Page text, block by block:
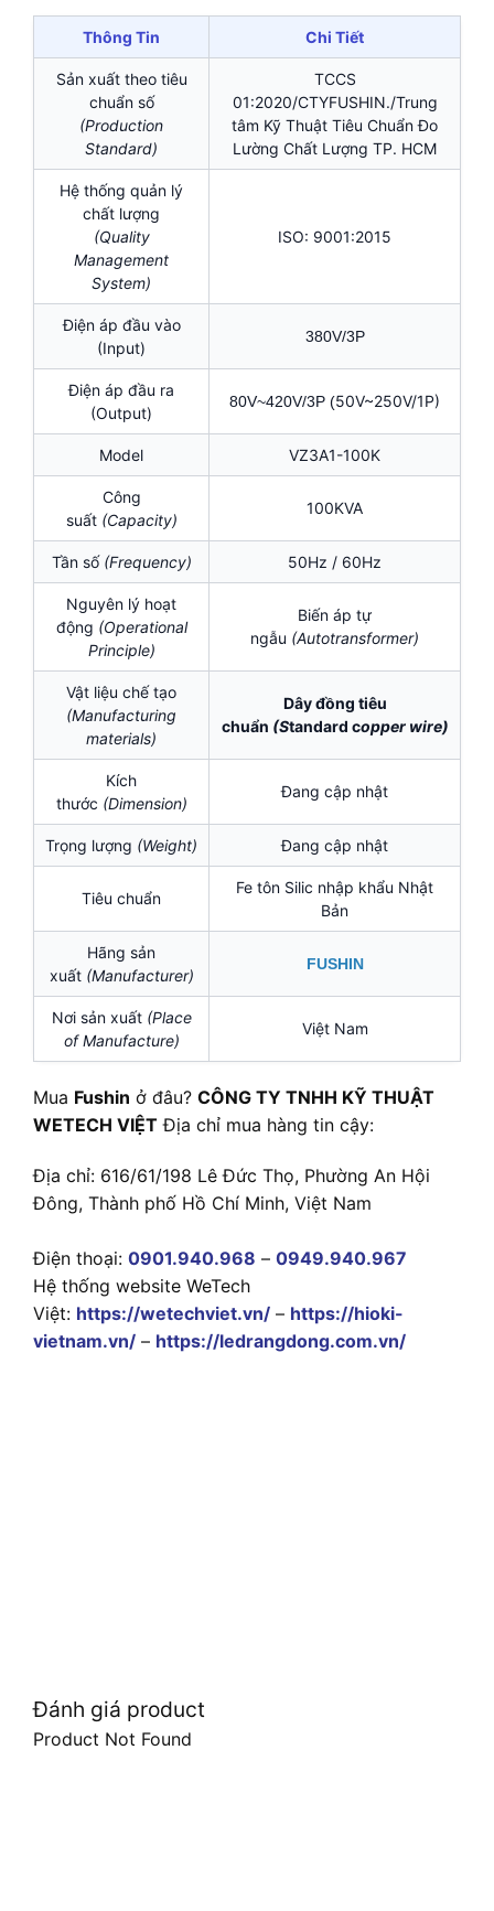
Thông Tin Chi Tiết
Sản xuất theo tiêu
chuẩn số
(Production
Standard)
TCCS
01:2020/CTYFUSHIN./Trung
tâm Kỹ Thuật Tiêu Chuẩn Đo
Lường Chất Lượng TP. HCM
Hệ thống quản lý
chất lượng
(Quality
Management
System)
ISO: 9001:2015
Điện áp đầu vào
(Input)
380V/3P
Điện áp đầu ra
(Output)
80V~420V/3P (50V~250V/1P)
Model VZ3A1-100K
Công
suất (Capacity)
100KVA
Tần số (Frequency) 50Hz / 60Hz
Nguyên lý hoạt
động (Operational
Principle)
Biến áp tự
ngẫu (Autotransformer)
Vật liệu chế tạo
(Manufacturing
materials)
Dây đồng tiêu
chuẩn (Standard copper wire)
Kích
thước (Dimension)
Đang cập nhật
Trọng lượng (Weight) Đang cập nhật
Tiêu chuẩn
Fe tôn Silic nhập khẩu Nhật
Bản
Hãng sản
xuất (Manufacturer)
FUSHIN
Nơi sản xuất (Place
of Manufacture)
Việt Nam
Mua Fushin ở đâu? CÔNG TY TNHH KỸ THUẬT
WETECH VIỆT Địa chỉ mua hàng tin cậy:
Địa chỉ: 616/61/198 Lê Đức Thọ, Phường An Hội
Đông, Thành phố Hồ Chí Minh, Việt Nam
Điện thoại: 0901.940.968 – 0949.940.967
Hệ thống website WeTech
Việt: https://wetechviet.vn/ – https://hioki-
vietnam.vn/ – https://ledrangdong.com.vn/
Đánh giá product
Product Not Found